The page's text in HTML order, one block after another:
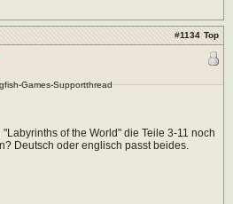
#1134 Top
Games-Supportthread
of the World" die Teile 3-11 noch
Deutsch oder englisch passt beides.